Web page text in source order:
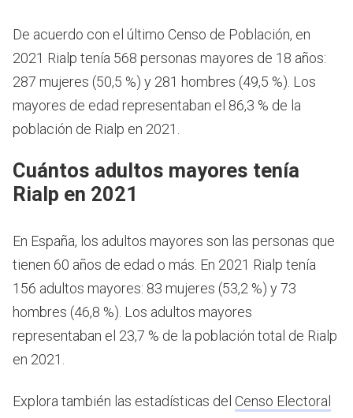
De acuerdo con el último Censo de Población, en
2021 Rialp tenía 568 personas mayores de 18 años:
287 mujeres (50,5 %) y 281 hombres (49,5 %). Los
mayores de edad representaban el 86,3 % de la
población de Rialp en 2021.
Cuántos adultos mayores tenía
Rialp en 2021
En España, los adultos mayores son las personas que
tienen 60 años de edad o más. En 2021 Rialp tenía
156 adultos mayores: 83 mujeres (53,2 %) y 73
hombres (46,8 %). Los adultos mayores
representaban el 23,7 % de la población total de Rialp
en 2021.
Explora también las estadísticas del Censo Electoral